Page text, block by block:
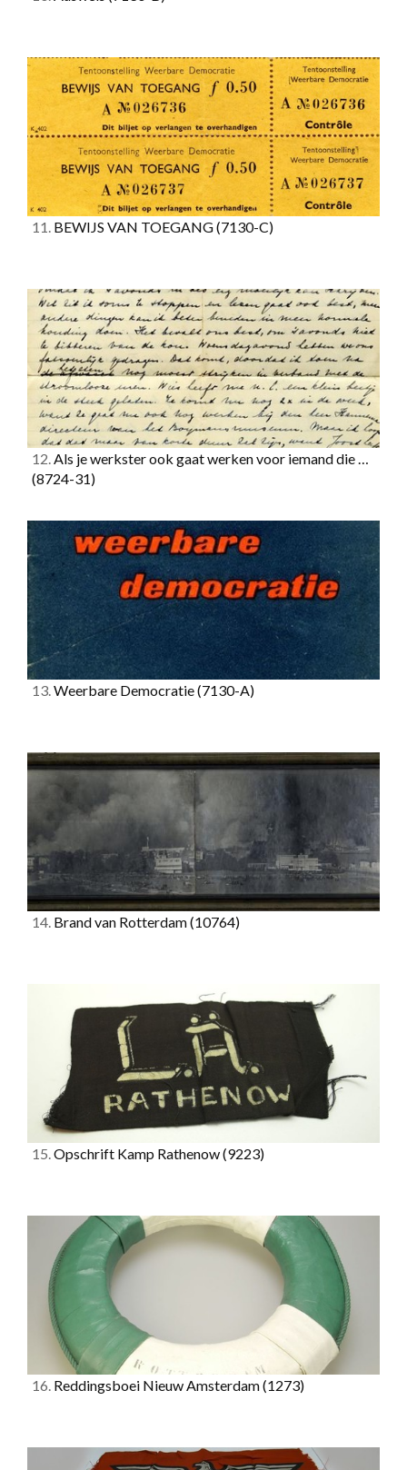
11. BEWIJS VAN TOEGANG(7130-C)
12.Als je werkster ook gaat werken voor iemand die …
(8724-31)
13.Weerbare Democratie(7130-A)
14. Brand van Rotterdam(10764)
15.Opschrift Kamp Rathenow(9223)
16. Reddingsboei Nieuw Amsterdam(1273)